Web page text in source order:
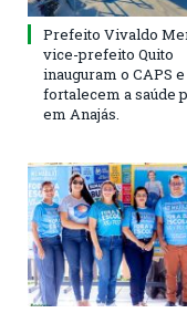
Prefeito Vivaldo
vice-prefeito Quito
inauguram o CAPS e
fortalecem a saúde
em Anajás.